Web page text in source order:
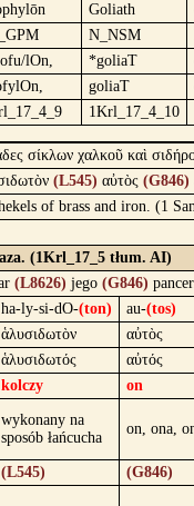
Goliath
N_NSM
lOn, *goliaT
goliaT
1Krl_17_4_10
σίκλων χαλκοῦ καὶ
(L545) αὐτὸς (G846)
of brass and iron. (1
(1Krl_17_5 tłum. AI)
(L8626) jego (G846)
ha-ly-si-dO-(ton) au-(tos)
ἁλυσιδωτὸν αὐτὸς
ἁλυσιδωτός αὐτός
kolczy on
wykonany na
sposób łańcucha
on, ona,
(L545) (G846)